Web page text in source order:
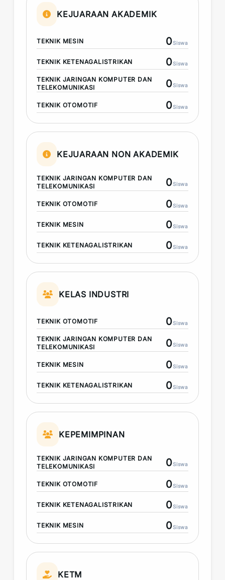
KEJUARAAN AKADEMIK
TEKNIK MESIN 0Siswa
TEKNIK KETENAGALISTRIKAN 0Siswa
TEKNIK JARINGAN KOMPUTER DAN
TELEKOMUNIKASI
0Siswa
TEKNIK OTOMOTIF 0Siswa
KEJUARAAN NON AKADEMIK
TEKNIK JARINGAN KOMPUTER DAN
TELEKOMUNIKASI
0Siswa
TEKNIK OTOMOTIF 0Siswa
TEKNIK MESIN 0Siswa
TEKNIK KETENAGALISTRIKAN 0Siswa
KELAS INDUSTRI
TEKNIK OTOMOTIF 0Siswa
TEKNIK JARINGAN KOMPUTER DAN
TELEKOMUNIKASI
0Siswa
TEKNIK MESIN 0Siswa
TEKNIK KETENAGALISTRIKAN 0Siswa
KEPEMIMPINAN
TEKNIK JARINGAN KOMPUTER DAN
TELEKOMUNIKASI
0Siswa
TEKNIK OTOMOTIF 0Siswa
TEKNIK KETENAGALISTRIKAN 0Siswa
TEKNIK MESIN 0Siswa
KETM